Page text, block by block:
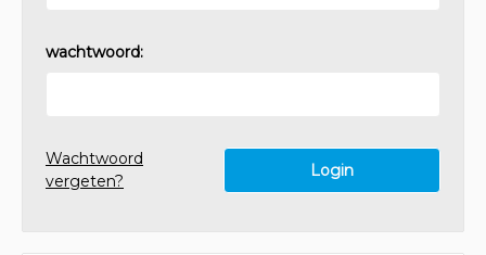
wachtwoord:
Wachtwoord
vergeten?